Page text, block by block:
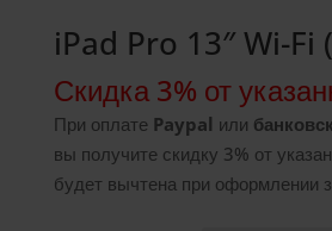
iPad Pro 13″ Wi-Fi
Скидка 3% от
При оплате Paypal или
вы получите скидку 3% от
будет вычтена при оформлении